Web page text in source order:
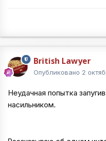
British Lawyer
Опубликовано 2
Неудачная попытка
насильником.